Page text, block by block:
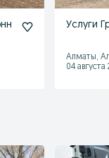
Услуги
Алматы,
04 августа